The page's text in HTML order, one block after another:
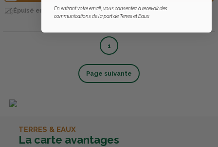
Épuisé en livraison
Bientôt disponible en
livraison
1
Page suivante
TERRES & EAUX
La carte avantages
En entrant votre email, vous consentez à recevoir des
communications de la part de Terres et Eaux